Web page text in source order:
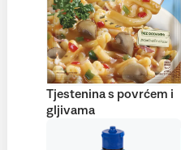
Tjestenina s povrćem i
gljivama